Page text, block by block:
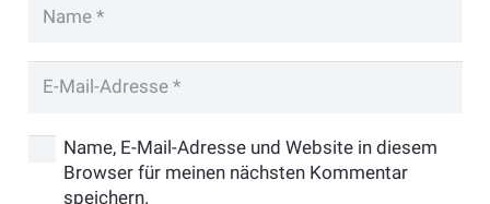
Name, E-Mail-Adresse und Website in diesem
Browser für meinen nächsten Kommentar
speichern.